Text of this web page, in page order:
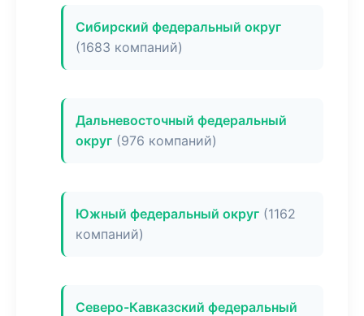
Сибирский федеральный округ
(1683 компаний)
Дальневосточный федеральный
округ (976 компаний)
Южный федеральный округ (1162
компаний)
Северо-Кавказский федеральный